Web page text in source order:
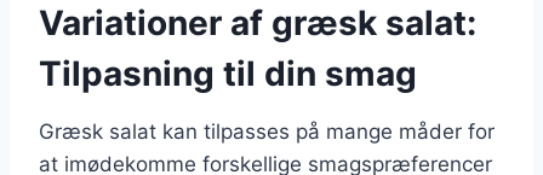
Variationer af græsk salat:
Tilpasning til din smag
Græsk salat kan tilpasses på mange måder for
at imødekomme forskellige smagspræferencer